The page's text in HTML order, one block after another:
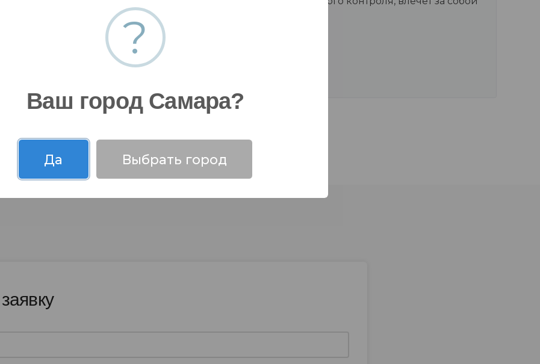
наложение административного штрафа (ст. 8.5 КоАП):
на должностных лиц – от 3 000 до 6 000 рублей;
на юридических лиц – от 20 000 до 80 000 рублей.
?
Ваш город Самара?
Да Выбрать город